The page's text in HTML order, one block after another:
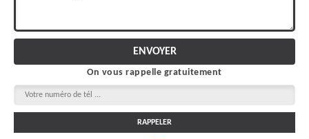
On vous rappelle gratuitement